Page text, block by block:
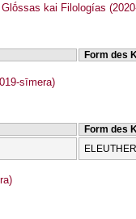
kai Filologías
Form des
sīmera)
Form des